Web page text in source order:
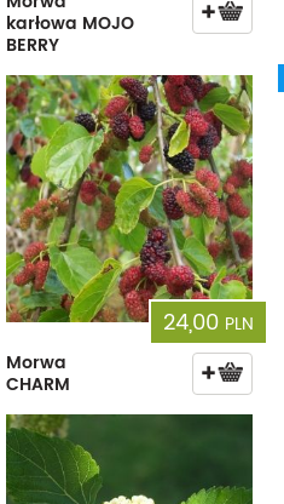
karłowa MOJO
BERRY
24,00 PLN
Morwa
CHARM